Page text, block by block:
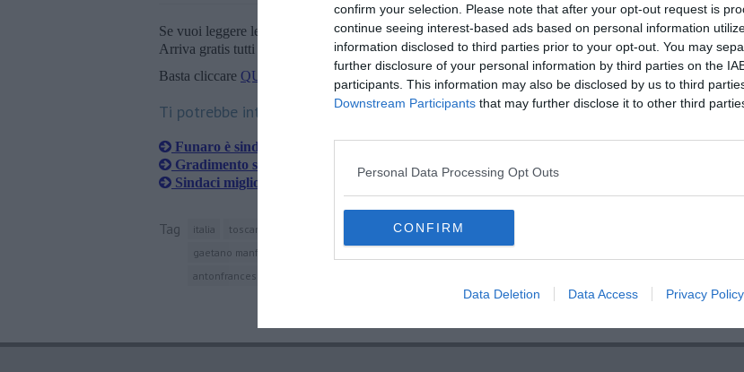
confirm your selection. Please note that after your opt-out request is
continue seeing interest-based ads based on personal information
information disclosed to third parties prior to your opt-out. You may
further disclosure of your personal information by third parties on the
participants. This information may also be disclosed by us to third
Downstream Participants that may further disclose it to other third
Personal Data Processing Opt Outs
CONFIRM
Data Deletion Data Access Privacy Policy
Se vuoi leggere le notizie principali della Toscana iscriviti alla Newsletter QUInews - ToscanaMedia.
Arriva gratis tutti i giorni alle 20:00 direttamente nella tua casella di posta.
Basta cliccare QUI
Ti potrebbe interessare anche:
Funaro è sindaca, la prima volta di Firenze
Gradimento sindaci, nella top ten solo un toscano
Sindaci migliori d'Italia, Nardella primo toscano
Tag italia toscana centro-sinistra il sole 24 ore
gaetano manfredi
antonfrancesco vivarelli colonna